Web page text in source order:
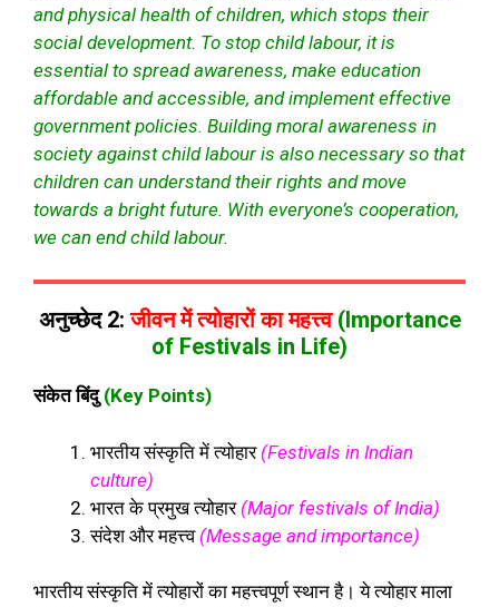
and physical health of children, which stops their
social development. To stop child labour, it is
essential to spread awareness, make education
affordable and accessible, and implement effective
government policies. Building moral awareness in
society against child labour is also necessary so that
children can understand their rights and move
towards a bright future. With everyone’s cooperation,
we can end child labour.
अनुच्छेद 2:जीवन में त्योहारों का महत्त्व (Importance
of Festivals in Life)
संकेत बिंदु (Key Points)
भारतीय संस्कृति में त्योहार (Festivals in Indian
culture)
भारत के प्रमुख त्योहार (Major festivals of India)
संदेश और महत्त्व (Message and importance)
भारतीय संस्कृति में त्योहारों का महत्त्वपूर्ण स्थान है। ये त्योहार माला